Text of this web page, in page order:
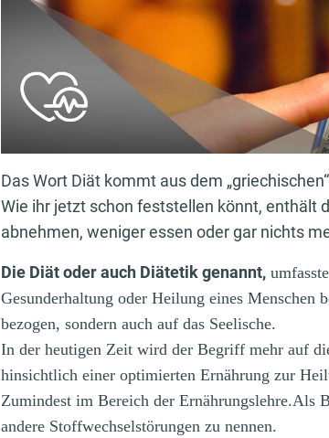
Das Wort Diät kommt aus dem
Wie ihr jetzt schon feststellen könnt, enthält
abnehmen, weniger essen oder gar nichts
Die Diät oder auch Diätetik genannt,
Gesunderhaltung oder Heilung eines
bezogen, sondern auch auf das Seelische.
In der heutigen Zeit wird der Begriff mehr auf
hinsichtlich einer optimierten Ernährung zur
Zumindest im Bereich der Ernährungslehre.Als
andere Stoffwechselstörungen zu nennen.